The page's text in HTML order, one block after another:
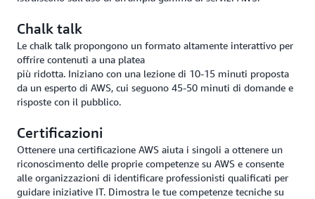
Chalk talk
Le chalk talk propongono un formato altamente interattivo per
offrire contenuti a una platea
più ridotta. Iniziano con una lezione di 10-15 minuti proposta
da un esperto di AWS, cui seguono 45-50 minuti di domande e
risposte con il pubblico.
Certificazioni
Ottenere una certificazione AWS aiuta i singoli a ottenere un
riconoscimento delle proprie competenze su AWS e consente
alle organizzazioni di identificare professionisti qualificati per
guidare iniziative IT. Dimostra le tue competenze tecniche su